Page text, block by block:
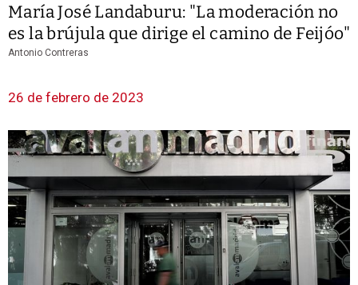
María José Landaburu: "La moderación no
es la brújula que dirige el camino de Feijóo"
Antonio Contreras
26 de febrero de 2023